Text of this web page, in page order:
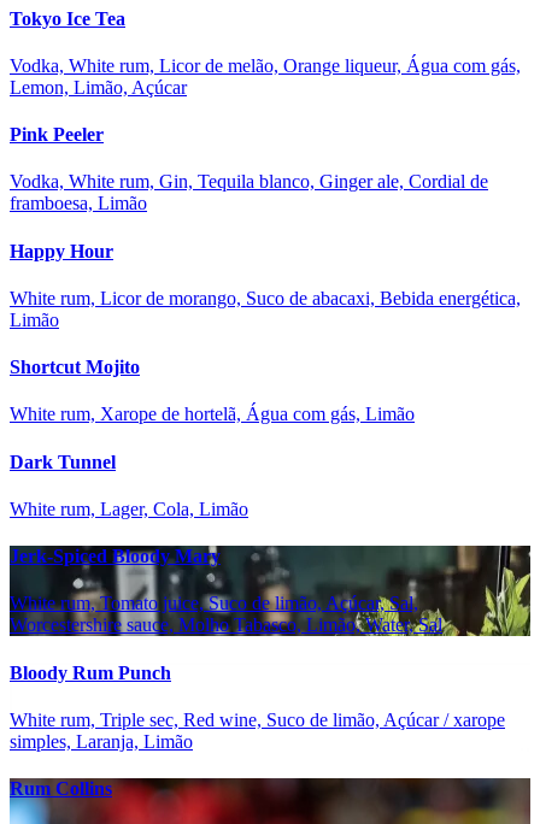
Tokyo Ice Tea
Vodka, White rum, Licor de melão, Orange liqueur, Água com gás,
Lemon, Limão, Açúcar
Pink Peeler
Vodka, White rum, Gin, Tequila blanco, Ginger ale, Cordial de
framboesa, Limão
Happy Hour
White rum, Licor de morango, Suco de abacaxi, Bebida energética,
Limão
Shortcut Mojito
White rum, Xarope de hortelã, Água com gás, Limão
Dark Tunnel
White rum, Lager, Cola, Limão
Jerk-Spiced Bloody Mary
White rum, Tomato juice, Suco de limão, Açúcar, Sal,
Worcestershire sauce, Molho Tabasco, Limão, Water, Sal
Bloody Rum Punch
White rum, Triple sec, Red wine, Suco de limão, Açúcar / xarope
simples, Laranja, Limão
Rum Collins